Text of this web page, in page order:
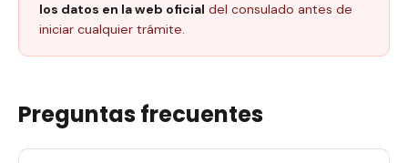
los datos en la web oficial del consulado antes de
iniciar cualquier trámite.
Preguntas frecuentes